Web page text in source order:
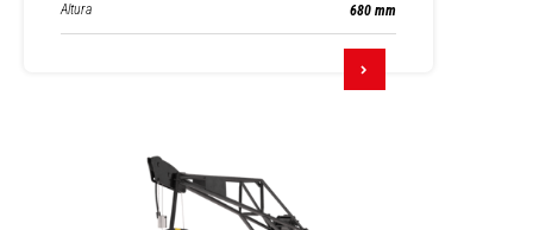
Altura 680 mm